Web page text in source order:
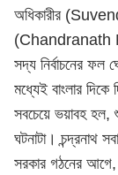
অধিকারীর
(Chandranath
সদ্য নির্বাচনের
মধ্যেই বাংলার
সবচেয়ে ভয়াবহ হল,
ঘটনাটা। চন্দ্রনাথ
সরকার গঠনের আগে,